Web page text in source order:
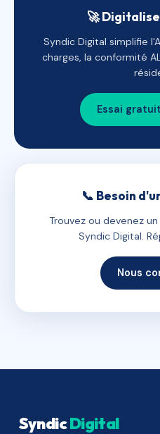
🚀
Syndic Digital simplifie
charges, la conformité
Essai
📞 Besoin
Trouvez ou devenez
Syndic Digital.
Nous
SyndicDigital